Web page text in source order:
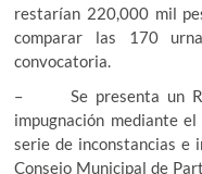
restarían 220,000 mil
comparar las 170
convocatoria.
– Se presenta un
impugnación mediante
serie de inconstancias e
Consejo Municipal de